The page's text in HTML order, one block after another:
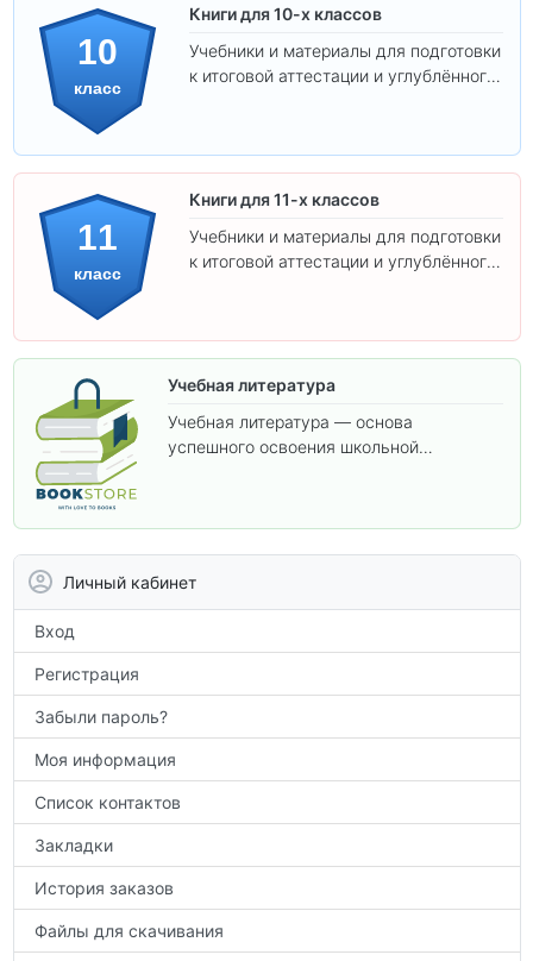
10
класс
Книги для 10-х классов
Учебники и материалы для подготовки
к итоговой аттестации и углублённого
11
класс
Книги для 11-х классов
Учебники и материалы для подготовки
к итоговой аттестации и углублённого
Учебная литература
Учебная литература — основа
успешного освоения школьной
по предметам.
Личный кабинет
Вход
Регистрация
Забыли пароль?
Моя информация
Список контактов
Закладки
История заказов
Файлы для скачивания